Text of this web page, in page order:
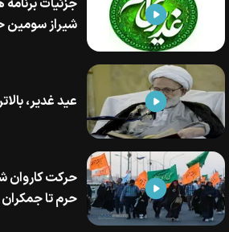
شیراز سومین
عید غدیر،
حرکت کاروان
حرم تا جمکران